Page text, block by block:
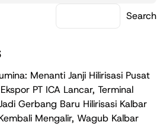
Search
Menanti Janji Hilirisasi Pusat
PT ICA Lancar, Terminal
Gerbang Baru Hilirisasi Kalbar
Mengalir, Wagub Kalbar